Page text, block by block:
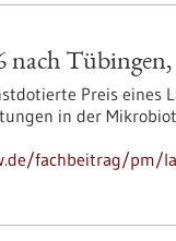
nach
Preis eines
in der
fachbeitrag/pm/